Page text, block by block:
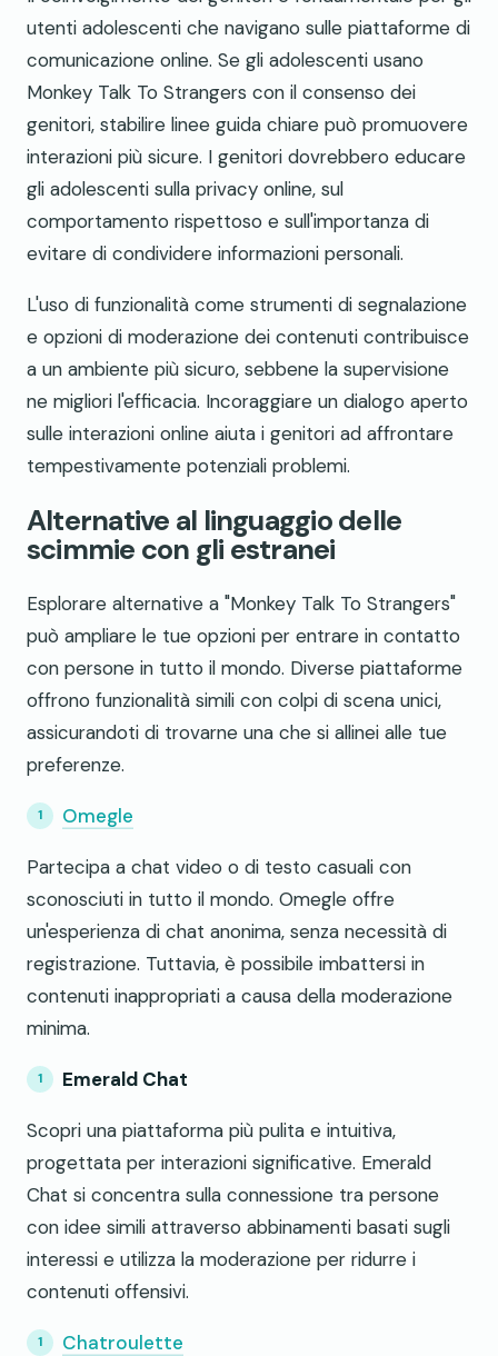
utenti adolescenti che navigano sulle piattaforme di
comunicazione online. Se gli adolescenti usano
Monkey Talk To Strangers con il consenso dei
genitori, stabilire linee guida chiare può promuovere
interazioni più sicure. I genitori dovrebbero educare
gli adolescenti sulla privacy online, sul
comportamento rispettoso e sull'importanza di
evitare di condividere informazioni personali.
L'uso di funzionalità come strumenti di segnalazione
e opzioni di moderazione dei contenuti contribuisce
a un ambiente più sicuro, sebbene la supervisione
ne migliori l'efficacia. Incoraggiare un dialogo aperto
sulle interazioni online aiuta i genitori ad affrontare
tempestivamente potenziali problemi.
Alternative al linguaggio delle
scimmie con gli estranei
Esplorare alternative a "Monkey Talk To Strangers"
può ampliare le tue opzioni per entrare in contatto
con persone in tutto il mondo. Diverse piattaforme
offrono funzionalità simili con colpi di scena unici,
assicurandoti di trovarne una che si allinei alle tue
preferenze.
Omegle
Partecipa a chat video o di testo casuali con
sconosciuti in tutto il mondo. Omegle offre
un'esperienza di chat anonima, senza necessità di
registrazione. Tuttavia, è possibile imbattersi in
contenuti inappropriati a causa della moderazione
minima.
Emerald Chat
Scopri una piattaforma più pulita e intuitiva,
progettata per interazioni significative. Emerald
Chat si concentra sulla connessione tra persone
con idee simili attraverso abbinamenti basati sugli
interessi e utilizza la moderazione per ridurre i
contenuti offensivi.
Chatroulette